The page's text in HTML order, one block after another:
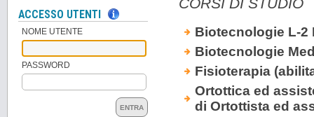
Biotecnologie L-2
Biotecnologie
Fisioterapia
Ortottica ed
di Ortottista ed
ACCESSO UTENTI
NOME UTENTE
PASSWORD
ENTRA